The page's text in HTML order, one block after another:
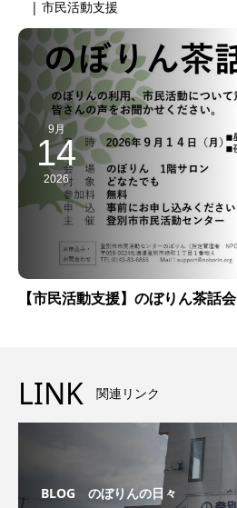
| 市民活動支援
9月
14
2026
【市民活動支援】のぼりん茶話会
LINK 関連リンク
BLOG のぼりんの日々